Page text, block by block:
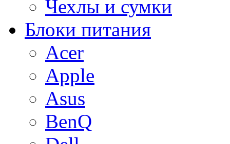
Чехлы и сумки
Блоки питания
Acer
Apple
Asus
BenQ